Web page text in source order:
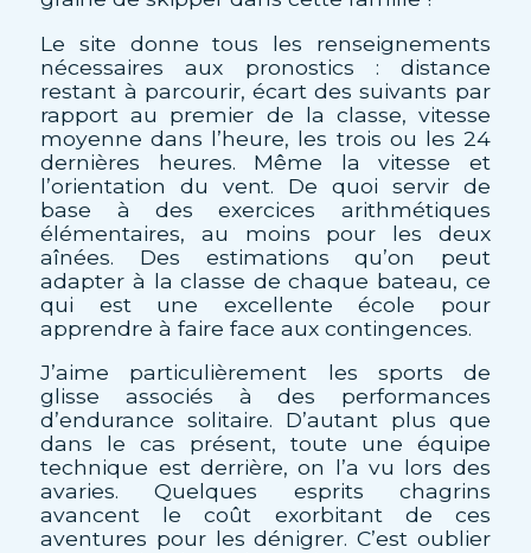
Le site donne tous les renseignements
nécessaires aux pronostics : distance
restant à parcourir, écart des suivants par
rapport au premier de la classe, vitesse
moyenne dans l’heure, les trois ou les 24
dernières heures. Même la vitesse et
l’orientation du vent. De quoi servir de
base à des exercices arithmétiques
élémentaires, au moins pour les deux
aînées. Des estimations qu’on peut
adapter à la classe de chaque bateau, ce
qui est une excellente école pour
apprendre à faire face aux contingences.
J’aime particulièrement les sports de
glisse associés à des performances
d’endurance solitaire. D’autant plus que
dans le cas présent, toute une équipe
technique est derrière, on l’a vu lors des
avaries. Quelques esprits chagrins
avancent le coût exorbitant de ces
aventures pour les dénigrer. C’est oublier